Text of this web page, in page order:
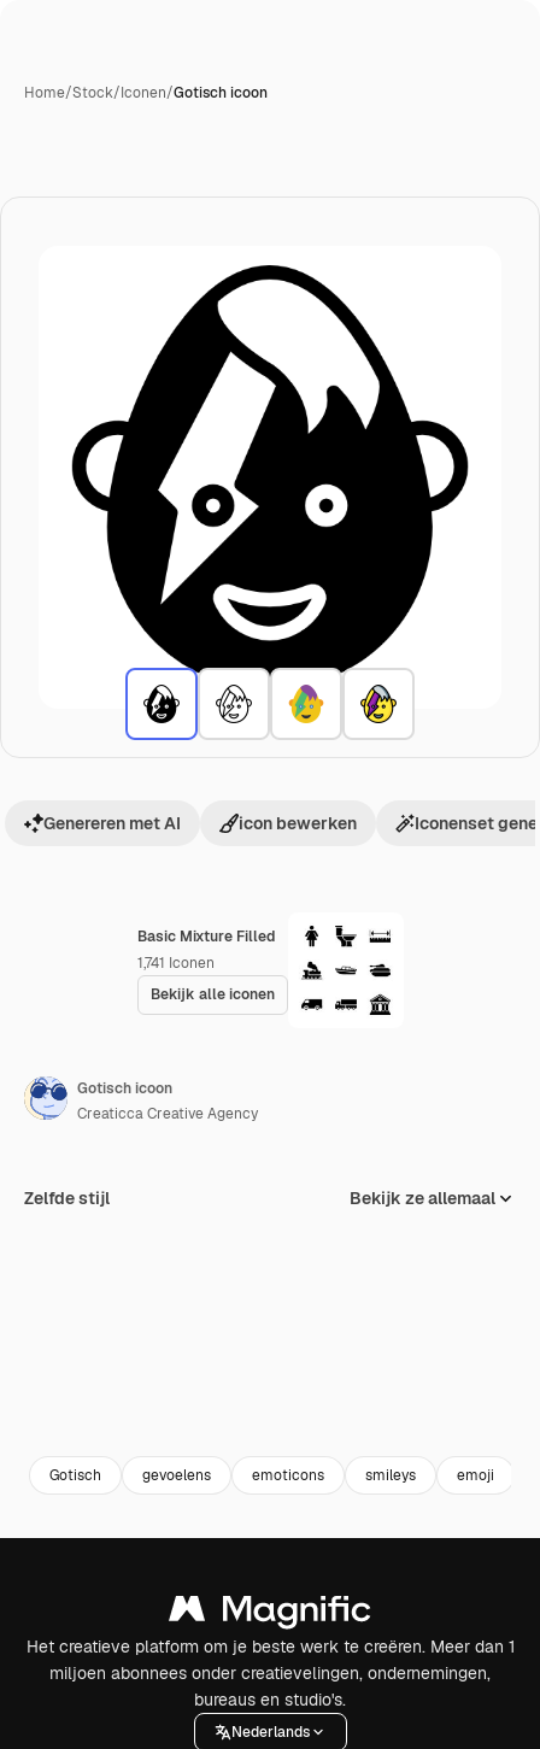
Home/Stock/Iconen/Gotisch icoon
Basic Mixture Filled
1,741 Iconen
Bekijk alle iconen
Genereren met AI icon bewerken Iconenset
Gotisch icoon
Creaticca Creative Agency
Zelfde stijl Bekijk ze allemaal
Gotisch gevoelens emoticons smileys emoji
Het creatieve platform om je beste werk te creëren. Meer dan 1
miljoen abonnees onder creatievelingen, ondernemingen,
bureaus en studio's.
Nederlands